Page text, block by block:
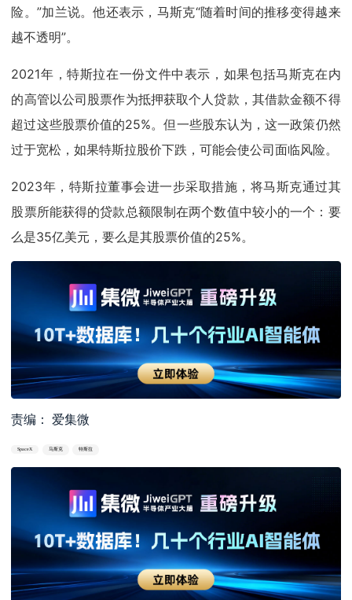
险。”加兰说。他还表示，马斯克“随着时间的推移变得越来
越不透明”。
2021年，特斯拉在一份文件中表示，如果包括马斯克在内
的高管以公司股票作为抵押获取个人贷款，其借款金额不得
超过这些股票价值的25%。但一些股东认为，这一政策仍然
过于宽松，如果特斯拉股价下跌，可能会使公司面临风险。
2023年，特斯拉董事会进一步采取措施，将马斯克通过其
股票所能获得的贷款总额限制在两个数值中较小的一个：要
么是35亿美元，要么是其股票价值的25%。
责编： 爱集微
SpaceX 马斯克 特斯拉